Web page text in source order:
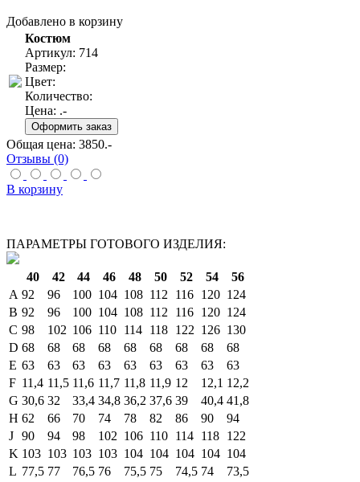
Добавлено в корзину
Костюм
Артикул: 714
Размер:
Цвет:
Количество:
Цена: .-
Общая цена: 3850.-
Отзывы (0)
В корзину
ПАРАМЕТРЫ ГОТОВОГО ИЗДЕЛИЯ:
40 42 44 46 48 50 52 54
56
A 92 96 100 104 108 112 116 120 124
B 92 96 100 104 108 112 116 120 124
C 98 102 106 110 114 118 122 126 130
D 68 68 68 68 68 68 68 68
68
E 63 63 63 63 63 63 63 63
63
F 11,4 11,5 11,6 11,7 11,8 11,9 12 12,1 12,2
G 30,6 32 33,4 34,8 36,2 37,6 39 40,4 41,8
H 62 66 70 74 78 82 86 90
94
J 90 94 98 102 106 110 114 118 122
K 103 103 103 103 104 104 104 104 104
L 77,5 77 76,5 76 75,5 75 74,5 74 73,5